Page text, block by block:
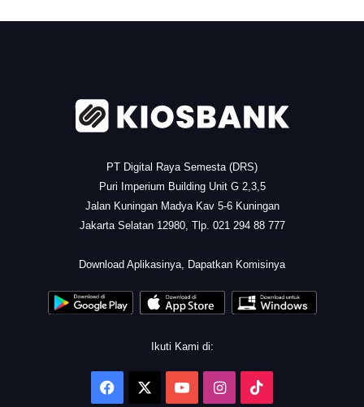
PT Digital Raya Semesta (DRS)
Puri Imperium Building Unit G 2,3,5
Jalan Kuningan Madya Kav 5-6 Kuningan
Jakarta Selatan 12980, Tlp. 021 294 88 777
Download Aplikasinya, Dapatkan Komisinya
Ikuti Kami di:
Facebook YouTubeInstagram